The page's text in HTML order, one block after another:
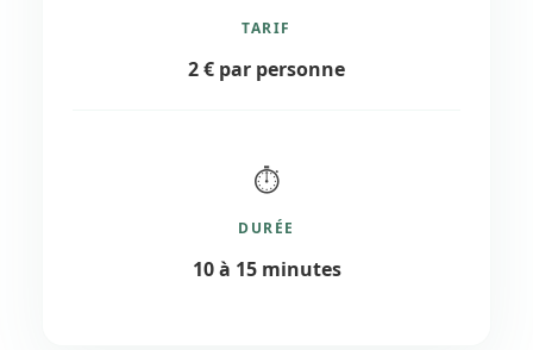
TARIF
2 € par personne
⏱️
DURÉE
10 à 15 minutes